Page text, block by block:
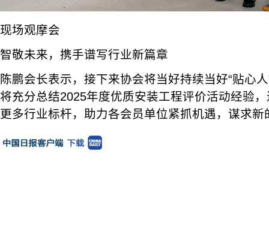
现场观摩会
智敬未来，携手谱写行业新篇章
陈鹏会长表示，接下来协会将当好持续当好“贴心
将充分总结2025年度优质安装工程评价活动经验
更多行业标杆，助力各会员单位紧抓机遇，谋求新